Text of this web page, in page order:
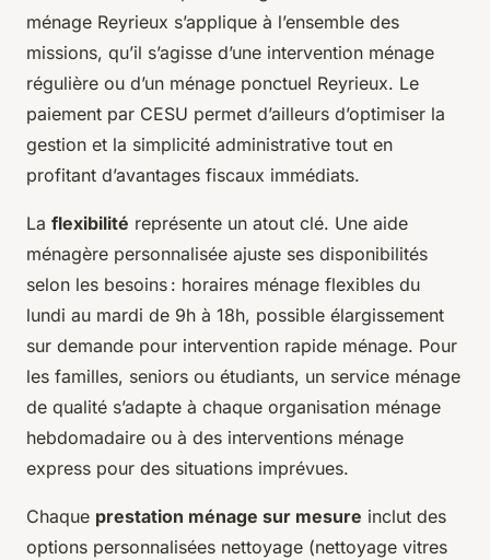
ménage Reyrieux s’applique à l’ensemble des
missions, qu’il s’agisse d’une intervention ménage
régulière ou d’un ménage ponctuel Reyrieux. Le
paiement par CESU permet d’ailleurs d’optimiser la
gestion et la simplicité administrative tout en
profitant d’avantages fiscaux immédiats.
La flexibilité représente un atout clé. Une aide
ménagère personnalisée ajuste ses disponibilités
selon les besoins : horaires ménage flexibles du
lundi au mardi de 9h à 18h, possible élargissement
sur demande pour intervention rapide ménage. Pour
les familles, seniors ou étudiants, un service ménage
de qualité s’adapte à chaque organisation ménage
hebdomadaire ou à des interventions ménage
express pour des situations imprévues.
Chaque prestation ménage sur mesure inclut des
options personnalisées nettoyage (nettoyage vitres